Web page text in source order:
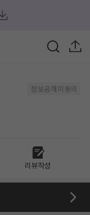
정보공개 미동의
리뷰작성